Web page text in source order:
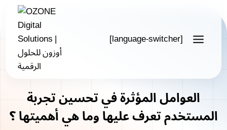
content [language-switcher]
العوامل المؤثرة في تحسين تجربة
المستخدم تعرف عليها وما هي أهميتها ؟